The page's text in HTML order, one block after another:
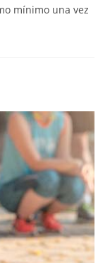
mínimo una vez